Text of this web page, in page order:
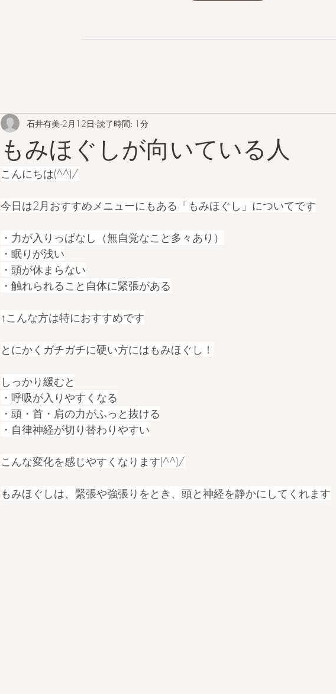
もみほぐしが向いている人
石井有美 2月12日 読了時間: 1分
こんにちは(^^)/
今日は2月おすすめメニューにもある「もみほぐし」についてです
・力が入りっぱなし（無自覚なこと多々あり）
・眠りが浅い
・頭が休まらない
・触れられること自体に緊張がある
↑こんな方は特におすすめです
とにかくガチガチに硬い方にはもみほぐし！
しっかり緩むと
・呼吸が入りやすくなる
・頭・首・肩の力がふっと抜ける
・自律神経が切り替わりやすい
こんな変化を感じやすくなります(^^)/
もみほぐしは、緊張や強張りをとき、頭と神経を静かにしてくれます